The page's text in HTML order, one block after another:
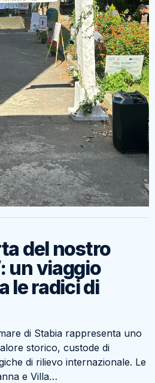
del nostro
un viaggio
le radici di
di Stabia rappresenta uno
storico, custode di
di rilievo internazionale. Le
e Villa…